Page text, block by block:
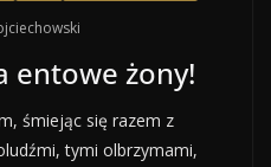
entowe żony!
śmiejąc się razem z
tymi olbrzymami,